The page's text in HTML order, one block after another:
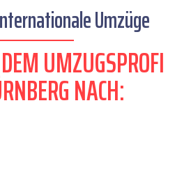
Umzüge
UMZUGSPROFI
NACH: